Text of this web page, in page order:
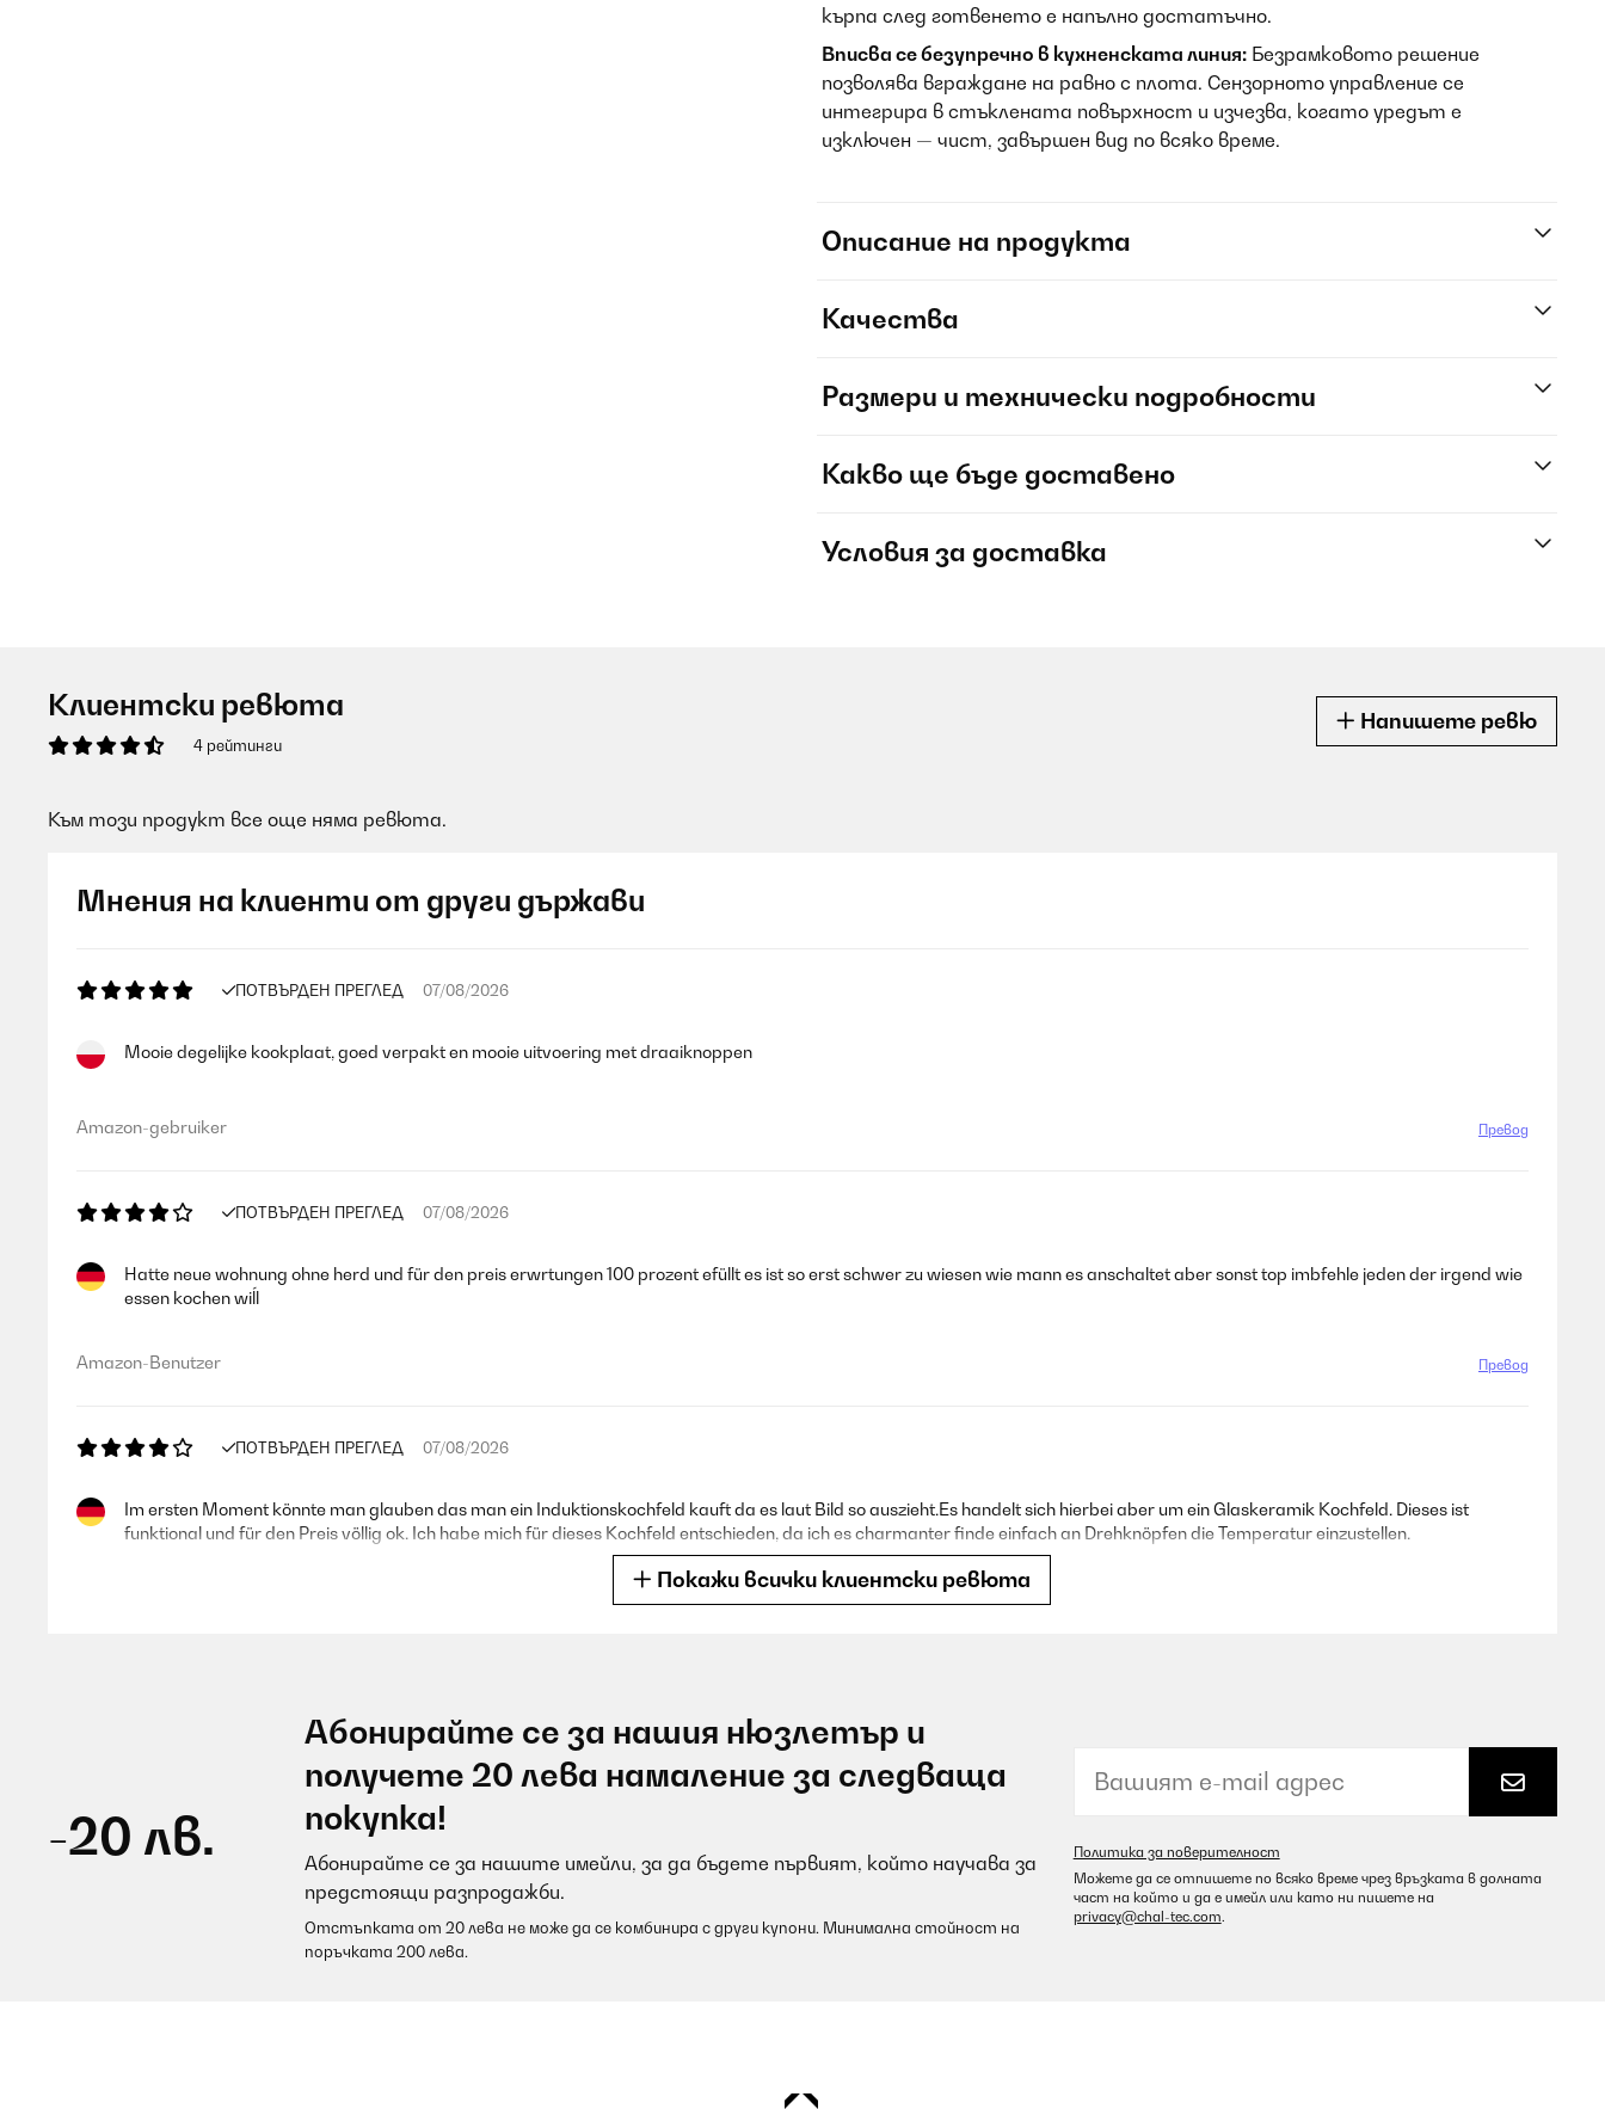
кърпа след готвенето е напълно достатъчно.
Вписва се безупречно в кухненската линия: Безрамковото решение
позволява вграждане на равно с плота. Сензорното управление се
интегрира в стъклената повърхност и изчезва, когато уредът е
изключен — чист, завършен вид по всяко време.
Описание на продукта
Качества
Размери и технически подробности
Какво ще бъде доставено
Условия за доставка
Клиентски ревюта
4 рейтинги
Напишете ревю
Към този продукт все още няма ревюта.
Мнения на клиенти от други държави
ПОТВЪРДЕН ПРЕГЛЕД 07/08/2026
Mooie degelijke kookplaat, goed verpakt en mooie uitvoering met draaiknoppen
Amazon-gebruiker Превод
ПОТВЪРДЕН ПРЕГЛЕД 07/08/2026
Hatte neue wohnung ohne herd und für den preis erwrtungen 100 prozent efüllt es ist so erst schwer zu wiesen wie mann es anschaltet aber sonst top imbfehle jeden der irgend wie
essen kochen wiĺl
Amazon-Benutzer Превод
ПОТВЪРДЕН ПРЕГЛЕД 07/08/2026
Im ersten Moment könnte man glauben das man ein Induktionskochfeld kauft da es laut Bild so auszieht.Es handelt sich hierbei aber um ein Glaskeramik Kochfeld. Dieses ist
funktional und für den Preis völlig ok. Ich habe mich für dieses Kochfeld entschieden, da ich es charmanter finde einfach an Drehknöpfen die Temperatur einzustellen.
Es war eine super schnelle und sichere Lieferung. Das ceranfeld war doppelt verpackt. Nach dem auspacken war eine Montage ohne großen Aufwand da das montagematerial
mit dabei war. Der Einbau vom Ausschnitt der Arbeitsplätze war ebenso einfach da man es durch den nicht vorhandenen Rahmen einfach aufsetzen kann und es ist sofort
abgedichtet. Die Bedienung ist kinderleicht durch die Drehregler. Kein unkontrolliertes anspringen mehr der herdplatten was das kochen mit Kindern einfacher gestaltet. Die Felder
erhitzen sich sehr schnell und halten auch sehr lange noch Restwärme sodass man dies zum fertigstellen der Speisen nutzen kann ohne groß Energie zu verwenden. Im grossen und
ganzen ein super kochfeld.
Покажи всички клиентски ревюта
-20 лв.
Абонирайте се за нашия нюзлетър и
получете 20 лева намаление за следваща
покупка!
Абонирайте се за нашите имейли, за да бъдете първият, който научава за
предстоящи разпродажби.
Отстъпката от 20 лева не може да се комбинира с други купони. Минимална стойност на
поръчката 200 лева.
Политика за поверителност
Можете да се отпишете по всяко време чрез връзката в долната
част на който и да е имейл или като ни пишете на
privacy@chal-tec.com.